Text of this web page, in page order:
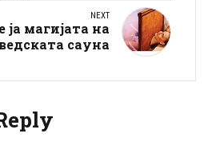
NEXT
ја магијата на
сауна